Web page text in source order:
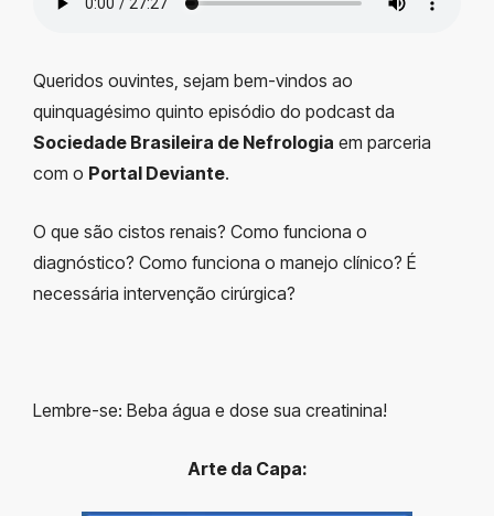
Queridos ouvintes, sejam bem-vindos ao
quinquagésimo quinto episódio do podcast da
Sociedade Brasileira de Nefrologia em parceria
com o Portal Deviante.
O que são cistos renais? Como funciona o
diagnóstico? Como funciona o manejo clínico? É
necessária intervenção cirúrgica?
Lembre-se: Beba água e dose sua creatinina!
Arte da Capa: